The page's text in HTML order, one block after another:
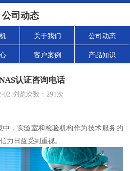
公司动态
关于我们 公司动态
客户案例 产品知识
认证咨询电话
02浏览次数： 291次
，实验室和检验机构作为技术服务的
力日益受到重视。